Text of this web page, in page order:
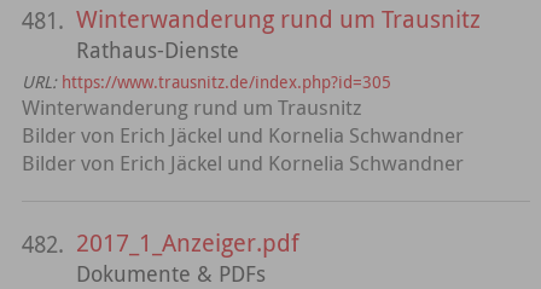
481. Winterwanderung rund um Trausnitz
Rathaus-Dienste
URL: https://www.trausnitz.de/index.php?id=305
Winterwanderung rund um Trausnitz
Bilder von Erich Jäckel und Kornelia Schwandner
Bilder von Erich Jäckel und Kornelia Schwandner
482. 2017_1_Anzeiger.pdf
Dokumente & PDFs